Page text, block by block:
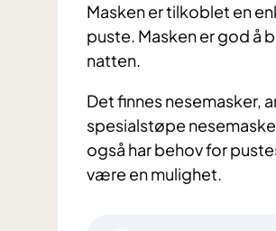
Masken er tilkoblet en
puste. Masken er god å
natten.
Det finnes nesemasker,
spesialstøpe
også har behov for
være en mulighet.